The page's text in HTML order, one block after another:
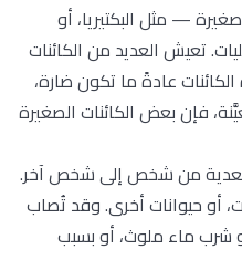
— مثل البكتيريا، أو
تعيش العديد من الكائنات
عادةً ما تكون ضارة،
فإن بعض الكائنات الصغيرة
من شخص إلى شخص آخر.
أو حيوانات أخرى. وقد تُصاب
شرب ماء ملوث، أو بسبب